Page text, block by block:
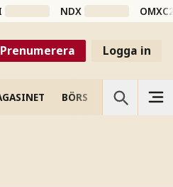
NDX
Prenumerera Logga in
BÖRS VETENSKAP